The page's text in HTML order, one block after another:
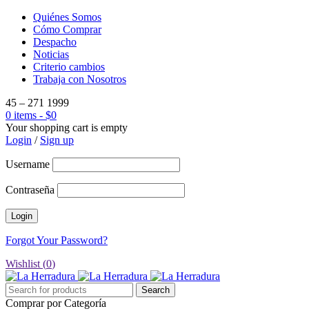
Quiénes Somos
Cómo Comprar
Despacho
Noticias
Criterio cambios
Trabaja con Nosotros
45 – 271 1999
0 items - $0
Your shopping cart is empty
Login / Sign up
Username
Contraseña
Forgot Your Password?
Wishlist (0)
Comprar por Categoría